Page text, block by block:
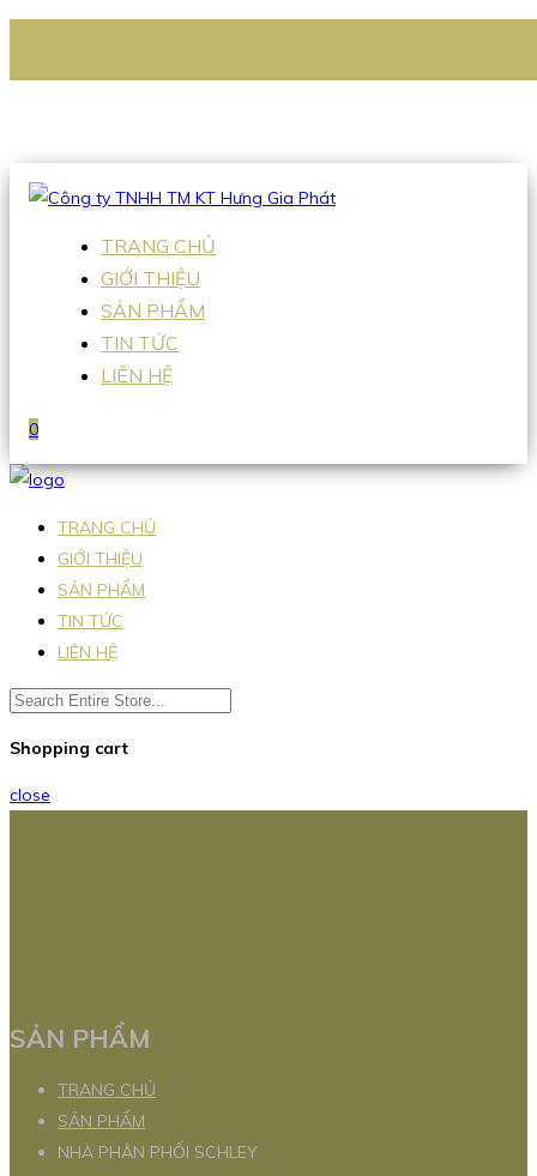
Hotline:0938 336 079
TRANG CHỦ
GIỚI THIỆU
SẢN PHẨM
TIN TỨC
LIÊN HỆ
0
TRANG CHỦ
GIỚI THIỆU
SẢN PHẨM
TIN TỨC
LIÊN HỆ
Shopping cart
close
SẢN PHẨM
TRANG CHỦ
SẢN PHẨM
NHÀ PHÂN PHỐI SCHLEY